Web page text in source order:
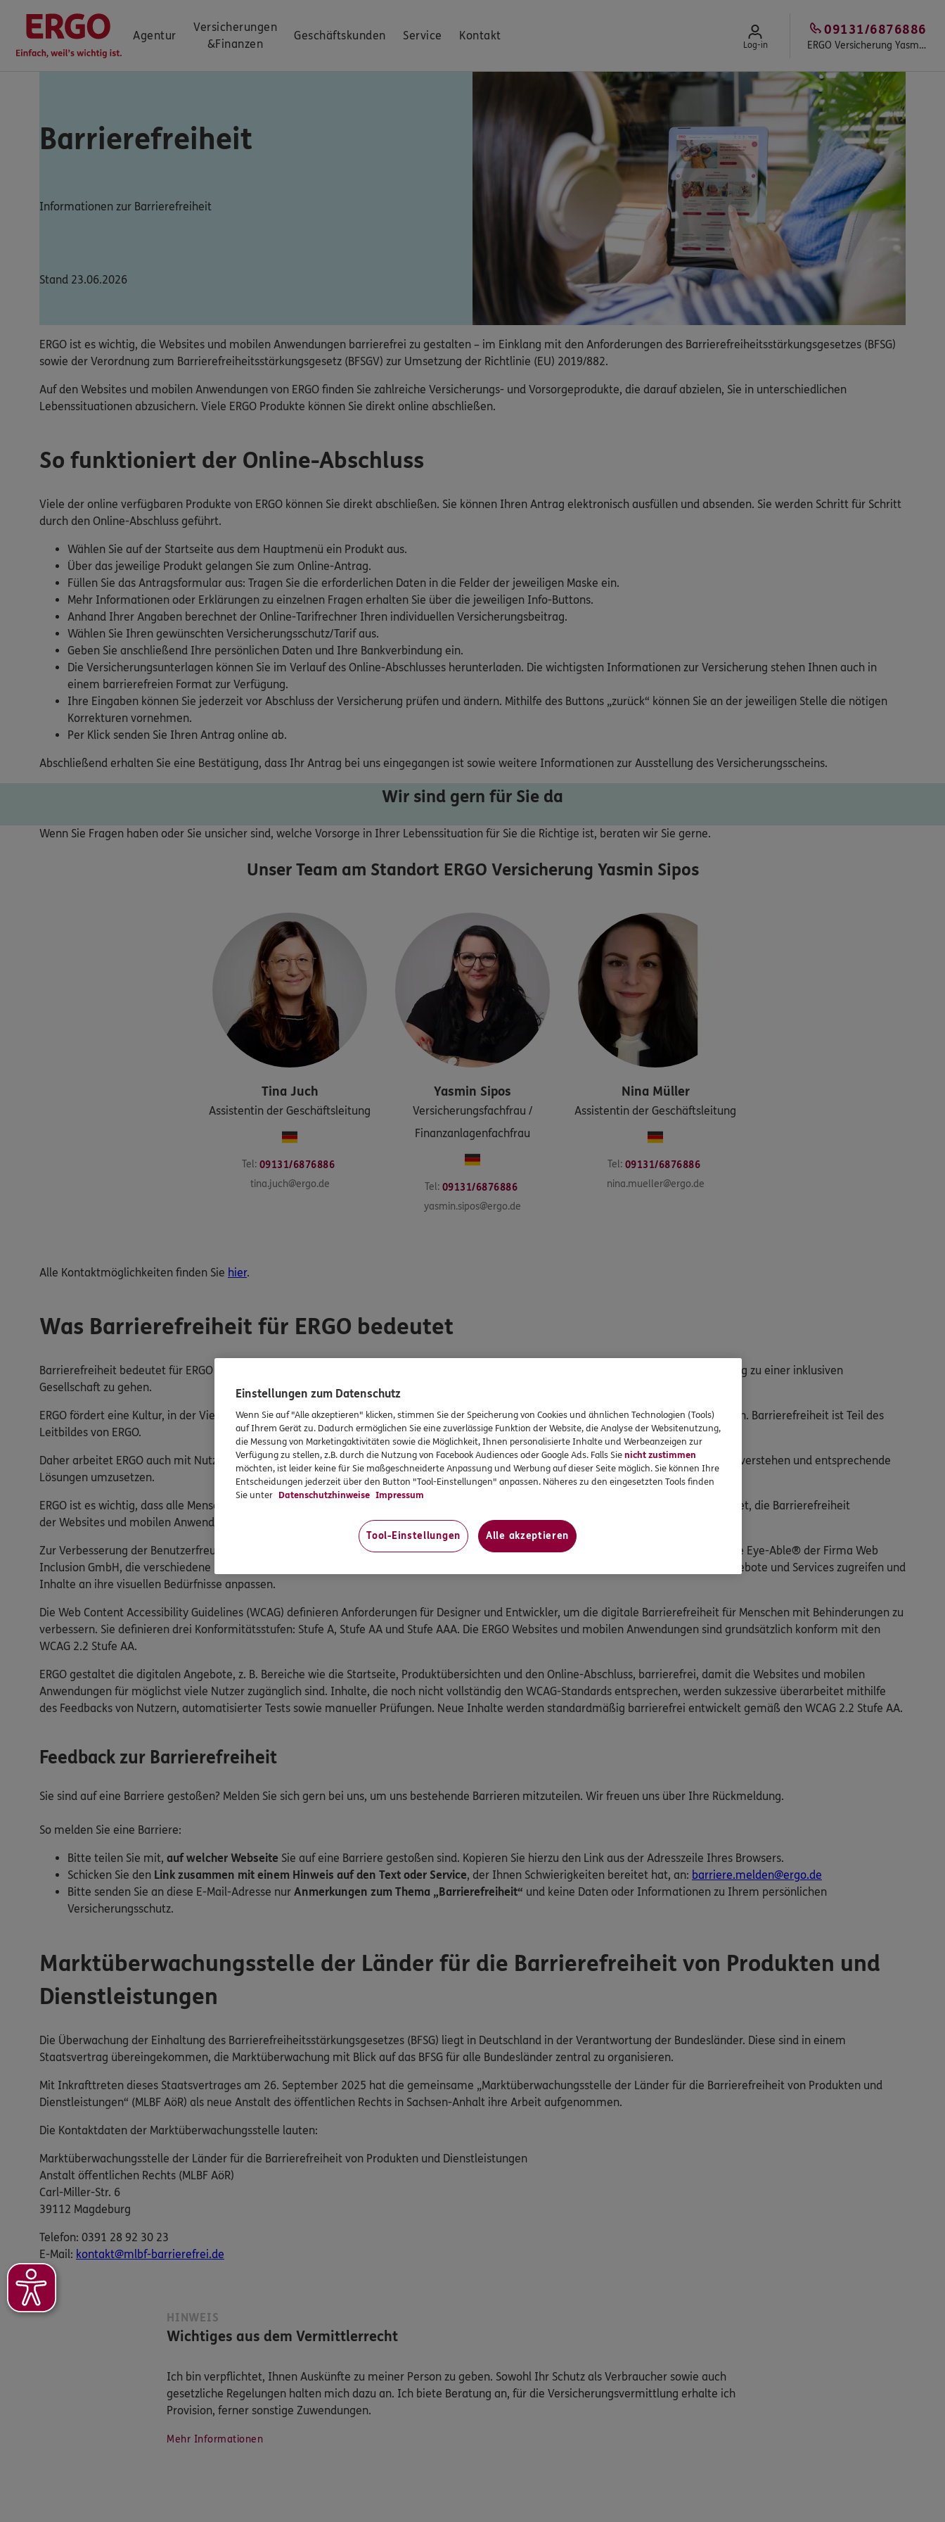
Agentur
Versicherungen
&Finanzen
Geschäftskunden Service Kontakt
Log-in ERGO Versicherung Yasmin Sipos
09131/6876886
Barrierefreiheit
Informationen zur Barrierefreiheit
Stand 23.06.2026
ERGO ist es wichtig, die Websites und mobilen Anwendungen barrierefrei zu gestalten – im Einklang mit den Anforderungen des Barrierefreiheitsstärkungsgesetzes (BFSG)
sowie der Verordnung zum Barrierefreiheitsstärkungsgesetz (BFSGV) zur Umsetzung der Richtlinie (EU) 2019/882.
Auf den Websites und mobilen Anwendungen von ERGO finden Sie zahlreiche Versicherungs- und Vorsorgeprodukte, die darauf abzielen, Sie in unterschiedlichen
Lebenssituationen abzusichern. Viele ERGO Produkte können Sie direkt online abschließen.
So funktioniert der Online-Abschluss
Viele der online verfügbaren Produkte von ERGO können Sie direkt abschließen. Sie können Ihren Antrag elektronisch ausfüllen und absenden. Sie werden Schritt für Schritt
durch den Online-Abschluss geführt.
Wählen Sie auf der Startseite aus dem Hauptmenü ein Produkt aus.
Über das jeweilige Produkt gelangen Sie zum Online-Antrag.
Füllen Sie das Antragsformular aus: Tragen Sie die erforderlichen Daten in die Felder der jeweiligen Maske ein.
Mehr Informationen oder Erklärungen zu einzelnen Fragen erhalten Sie über die jeweiligen Info-Buttons.
Anhand Ihrer Angaben berechnet der Online-Tarifrechner Ihren individuellen Versicherungsbeitrag.
Wählen Sie Ihren gewünschten Versicherungsschutz/Tarif aus.
Geben Sie anschließend Ihre persönlichen Daten und Ihre Bankverbindung ein.
Die Versicherungsunterlagen können Sie im Verlauf des Online-Abschlusses herunterladen. Die wichtigsten Informationen zur Versicherung stehen Ihnen auch in
einem barrierefreien Format zur Verfügung.
Ihre Eingaben können Sie jederzeit vor Abschluss der Versicherung prüfen und ändern. Mithilfe des Buttons „zurück“ können Sie an der jeweiligen Stelle die nötigen
Korrekturen vornehmen.
Per Klick senden Sie Ihren Antrag online ab.
Abschließend erhalten Sie eine Bestätigung, dass Ihr Antrag bei uns eingegangen ist sowie weitere Informationen zur Ausstellung des Versicherungsscheins.
Wir sind gern für Sie da
Wenn Sie Fragen haben oder Sie unsicher sind, welche Vorsorge in Ihrer Lebenssituation für Sie die Richtige ist, beraten wir Sie gerne.
Unser Team am Standort ERGO Versicherung Yasmin Sipos
Tina Juch
Assistentin der Geschäftsleitung
Tel: 09131/6876886
tina.juch@ergo.de
Yasmin Sipos
Versicherungsfachfrau /
Finanzanlagenfachfrau
Tel: 09131/6876886
yasmin.sipos@ergo.de
Nina Müller
Assistentin der Geschäftsleitung
Tel: 09131/6876886
nina.mueller@ergo.de
Alle Kontaktmöglichkeiten finden Sie hier.
Was Barrierefreiheit für ERGO bedeutet
Barrierefreiheit bedeutet für ERGO nicht nur, die gesetzlichen Anforderungen zu erfüllen, sondern auch, einen wichtigen Schritt auf dem Weg zu einer inklusiven
Gesellschaft zu gehen.
ERGO fördert eine Kultur, in der Vielfalt, Chancengerechtigkeit und Inklusion in die tägliche Arbeits- und Geschäftspraxis eingebettet werden. Barrierefreiheit ist Teil des
Leitbildes von ERGO.
Daher arbeitet ERGO auch mit Nutzern zusammen, die verschiedene Formen von Einschränkungen haben, um deren Bedürfnisse besser zu verstehen und entsprechende
Lösungen umzusetzen.
ERGO ist es wichtig, dass alle Menschen die digitalen Angebote und Services gut nutzen können. Deshalb wird kontinuierlich daran gearbeitet, die Barrierefreiheit
der Websites und mobilen Anwendungen zu verbessern.
Zur Verbesserung der Benutzerfreundlichkeit und Bedienbarkeit verwendet ERGO auf den Websites und mobilen Anwendungen die Software Eye-Able® der Firma Web
Inclusion GmbH, die verschiedene Barrierefreiheitsfunktionen umfasst. Mithilfe der Software können Nutzer einfacher auf die digitalen Angebote und Services zugreifen und
Inhalte an ihre visuellen Bedürfnisse anpassen.
Die Web Content Accessibility Guidelines (WCAG) definieren Anforderungen für Designer und Entwickler, um die digitale Barrierefreiheit für Menschen mit Behinderungen zu
verbessern. Sie definieren drei Konformitätsstufen: Stufe A, Stufe AA und Stufe AAA. Die ERGO Websites und mobilen Anwendungen sind grundsätzlich konform mit den
WCAG 2.2 Stufe AA.
ERGO gestaltet die digitalen Angebote, z. B. Bereiche wie die Startseite, Produktübersichten und den Online-Abschluss, barrierefrei, damit die Websites und mobilen
Anwendungen für möglichst viele Nutzer zugänglich sind. Inhalte, die noch nicht vollständig den WCAG-Standards entsprechen, werden sukzessive überarbeitet mithilfe
des Feedbacks von Nutzern, automatisierter Tests sowie manueller Prüfungen. Neue Inhalte werden standardmäßig barrierefrei entwickelt gemäß den WCAG 2.2 Stufe AA.
Feedback zur Barrierefreiheit
Sie sind auf eine Barriere gestoßen? Melden Sie sich gern bei uns, um uns bestehende Barrieren mitzuteilen. Wir freuen uns über Ihre Rückmeldung.
So melden Sie eine Barriere:
Bitte teilen Sie mit, auf welcher Webseite Sie auf eine Barriere gestoßen sind. Kopieren Sie hierzu den Link aus der Adresszeile Ihres Browsers.
Schicken Sie den Link zusammen mit einem Hinweis auf den Text oder Service, der Ihnen Schwierigkeiten bereitet hat, an: barriere.melden@ergo.de
Bitte senden Sie an diese E-Mail-Adresse nur Anmerkungen zum Thema „Barrierefreiheit“ und keine Daten oder Informationen zu Ihrem persönlichen
Versicherungsschutz.
Marktüberwachungsstelle der Länder für die Barrierefreiheit von Produkten und
Dienstleistungen
Die Überwachung der Einhaltung des Barrierefreiheitsstärkungsgesetzes (BFSG) liegt in Deutschland in der Verantwortung der Bundesländer. Diese sind in einem
Staatsvertrag übereingekommen, die Marktüberwachung mit Blick auf das BFSG für alle Bundesländer zentral zu organisieren.
Mit Inkrafttreten dieses Staatsvertrages am 26. September 2025 hat die gemeinsame „Marktüberwachungsstelle der Länder für die Barrierefreiheit von Produkten und
Dienstleistungen“ (MLBF AöR) als neue Anstalt des öffentlichen Rechts in Sachsen-Anhalt ihre Arbeit aufgenommen.
Die Kontaktdaten der Marktüberwachungsstelle lauten:
Marktüberwachungsstelle der Länder für die Barrierefreiheit von Produkten und Dienstleistungen
Anstalt öffentlichen Rechts (MLBF AöR)
Carl-Miller-Str. 6
39112 Magdeburg
Telefon: 0391 28 92 30 23
E-​Mail: kontakt@mlbf-barrierefrei.de
HINWEIS
Wichtiges aus dem Vermittlerrecht
Ich bin verpflichtet, Ihnen Auskünfte zu meiner Person zu geben. Sowohl Ihr Schutz als Verbraucher sowie auch
gesetzliche Regelungen halten mich dazu an. Ich biete Beratung an, für die Versicherungsvermittlung erhalte ich
Provision, ferner sonstige Zuwendungen.
Mehr Informationen
Einstellungen zum Datenschutz
Wenn Sie auf "Alle akzeptieren" klicken, stimmen Sie der Speicherung von Cookies und ähnlichen Technologien (Tools)
auf Ihrem Gerät zu. Dadurch ermöglichen Sie eine zuverlässige Funktion der Website, die Analyse der Websitenutzung,
die Messung von Marketingaktivitäten sowie die Möglichkeit, Ihnen personalisierte Inhalte und Werbeanzeigen zur
Verfügung zu stellen, z.B. durch die Nutzung von Facebook Audiences oder Google Ads. Falls Sienicht zustimmen
möchten, ist leider keine für Sie maßgeschneiderte Anpassung und Werbung auf dieser Seite möglich. Sie können Ihre
Entscheidungen jederzeit über den Button "Tool-Einstellungen" anpassen. Näheres zu den eingesetzten Tools finden
Sie unter Datenschutzhinweise Impressum
Tool-Einstellungen Alle akzeptieren